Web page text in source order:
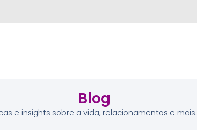
Blog
e insights sobre a vida, relacionamentos e mais.